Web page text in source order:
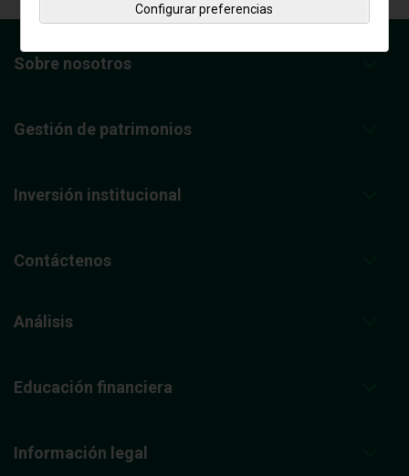
Sobre nosotros
Gestión de patrimonios
Inversión institucional
Contáctenos
Análisis
Educación financiera
Información legal
Configurar preferencias